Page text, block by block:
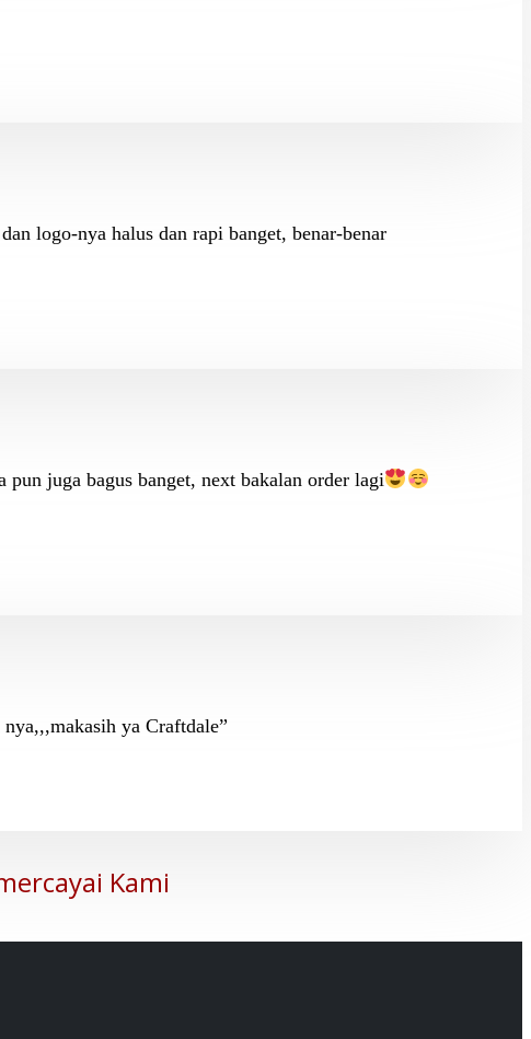
logo-nya halus dan rapi banget, benar-benar
juga bagus banget, next bakalan order lagi
ya Craftdale”
Kami